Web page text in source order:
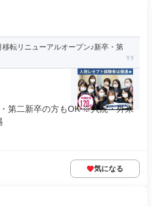
転リニューアルオープン♪新卒・第
第二新卒の方もOK ※入院・外来
気になる